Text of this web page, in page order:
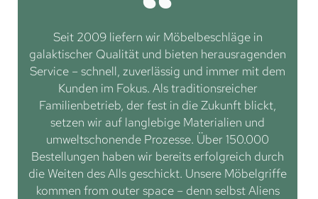
Seit 2009 liefern wir Möbelbeschläge in
galaktischer Qualität und bieten herausragenden
Service – schnell, zuverlässig und immer mit dem
Kunden im Fokus. Als traditionsreicher
Familienbetrieb, der fest in die Zukunft blickt,
setzen wir auf langlebige Materialien und
umweltschonende Prozesse. Über 150.000
Bestellungen haben wir bereits erfolgreich durch
die Weiten des Alls geschickt. Unsere Möbelgriffe
kommen from outer space – denn selbst Aliens